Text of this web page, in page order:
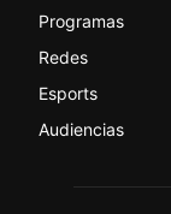
Programas
Redes
Esports
Audiencias